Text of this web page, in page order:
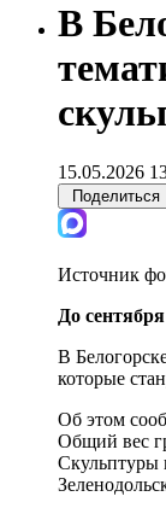
В
15.05.2026
Поделиться
Источник
До
В
которые
Об этом
Общий вес
Скульптуры